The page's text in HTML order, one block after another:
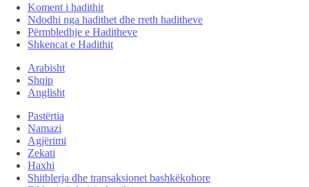
Koment i hadithit
Ndodhi nga hadithet dhe rreth haditheve
Përmbledhje e Haditheve
Shkencat e Hadithit
Arabisht
Shqip
Anglisht
Pastërtia
Namazi
Agjërimi
Zekati
Haxhi
Shitblerja dhe transaksionet bashkëkohore